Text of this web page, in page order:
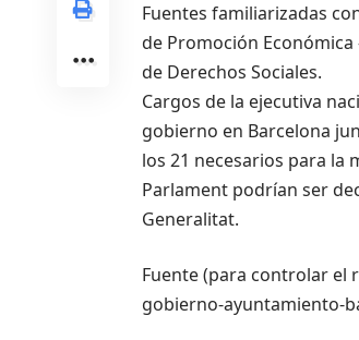
Fuentes familiarizadas
de Promoción Económica
de Derechos Sociales.
Cargos de la ejecutiva
gobierno en Barcelona
los 21 necesarios para la
Parlament podrían ser
Generalitat.
Fuente (para controlar
gobierno-ayuntamiento-